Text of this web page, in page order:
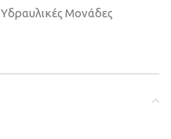
Υδραυλικές Μονάδες